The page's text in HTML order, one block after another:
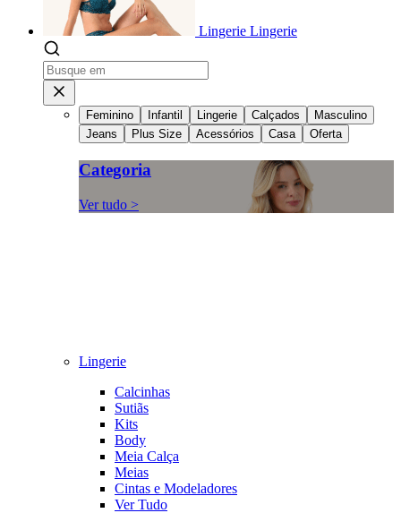
Lingerie Lingerie
Feminino Infantil Lingerie Calçados
Masculino
Jeans
Plus Size Acessórios Casa Oferta
Categoria
Ver tudo >
Lingerie
Calcinhas
Sutiãs
Kits
Body
Meia Calça
Meias
Cintas e Modeladores
Ver Tudo